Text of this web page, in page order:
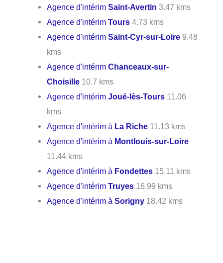
Agence d'intérimSaint-Avertin 3.47 kms
Agence d'intérimTours 4.73 kms
Agence d'intérimSaint-Cyr-sur-Loire 9.48
kms
Agence d'intérimChanceaux-sur-
Choisille 10.7 kms
Agence d'intérimJoué-lès-Tours 11.06
kms
Agence d'intérim à La Riche 11.13 kms
Agence d'intérim à Montlouis-sur-Loire
11.44 kms
Agence d'intérim à Fondettes 15.11 kms
Agence d'intérimTruyes 16.99 kms
Agence d'intérim àSorigny 18.42 kms